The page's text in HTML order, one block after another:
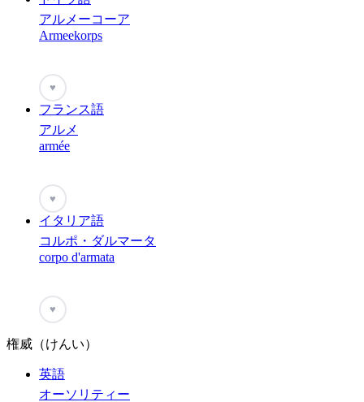
アルメーコーア
Armeekorps
♥
フランス語
アルメ
armée
♥
イタリア語
コルポ・ダルマータ
corpo d'armata
♥
権威（けんい）
英語
オーソリティー